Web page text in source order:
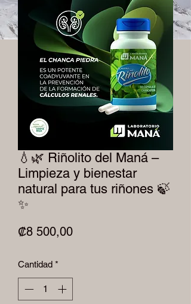
💧🌿 Riñolito del Maná –
Limpieza y bienestar
natural para tus riñones 🍃
✨
₡8 500,00Precio
Cantidad *